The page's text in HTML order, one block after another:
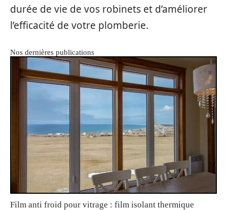
durée de vie de vos robinets et d’améliorer
l’efficacité de votre plomberie.
Nos dernières publications
Film anti froid pour vitrage : film isolant thermique